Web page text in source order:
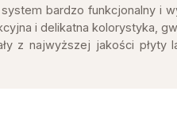
bardzo funkcjonalny i
i delikatna kolorystyka,
z najwyższej jakości płyty